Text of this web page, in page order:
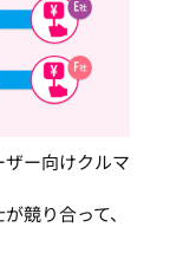
ー向けクルマ
競り合って、